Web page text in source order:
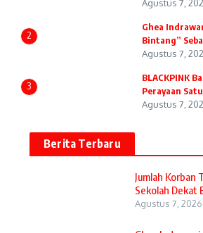
Agustus 7,
2
Ghea
Bintang”
Agustus 7,
3
BLACKPINK
Perayaan
Agustus 7,
Berita Terbaru
Jumlah Korban
Sekolah Dekat
Agustus 7, 2026